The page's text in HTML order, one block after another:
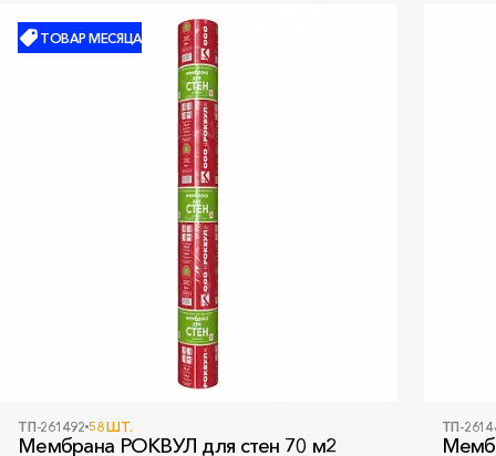
ТОВАР МЕСЯЦА
ТП-261492 58 ШТ.
Мембрана РОКВУЛ для стен 70 м2
ТП-